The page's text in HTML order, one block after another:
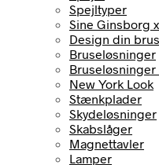
Spejltyper
Sine Ginsborg
Design din
Bruseløsninger
Bruseløsninger
New York Look
Stænkplader
Skydeløsninger
Skabslåger
Magnettavler
Lamper